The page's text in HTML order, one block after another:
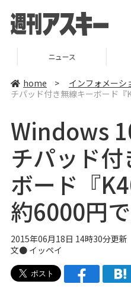
ニュース ガ
home > インフォメーシ
チパッド付き無線キーボード
Windows
チパッド
ボード『
約6000円
2015年06月18日 14時30分更新
文● イッペイ